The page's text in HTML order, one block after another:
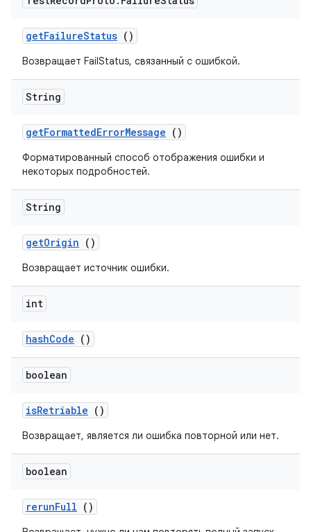
getFailureStatus ()
Возвращает FailStatus, связанный с ошибкой.
String
getFormattedErrorMessage ()
Форматированный способ отображения ошибки и
некоторых подробностей.
String
getOrigin ()
Возвращает источник ошибки.
int
hashCode ()
boolean
isRetriable ()
Возвращает, является ли ошибка повторной или нет.
boolean
rerunFull ()